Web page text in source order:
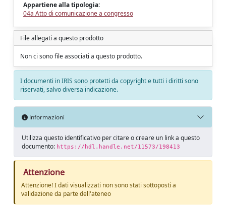
Appartiene alla tipologia:
04a Atto di comunicazione a congresso
File allegati a questo prodotto
Non ci sono file associati a questo prodotto.
I documenti in IRIS sono protetti da copyright e tutti i diritti sono
riservati, salvo diversa indicazione.
Informazioni
Utilizza questo identificativo per citare o creare un link a questo
documento: https://hdl.handle.net/11573/198413
Attenzione
Attenzione! I dati visualizzati non sono stati sottoposti a
validazione da parte dell'ateneo